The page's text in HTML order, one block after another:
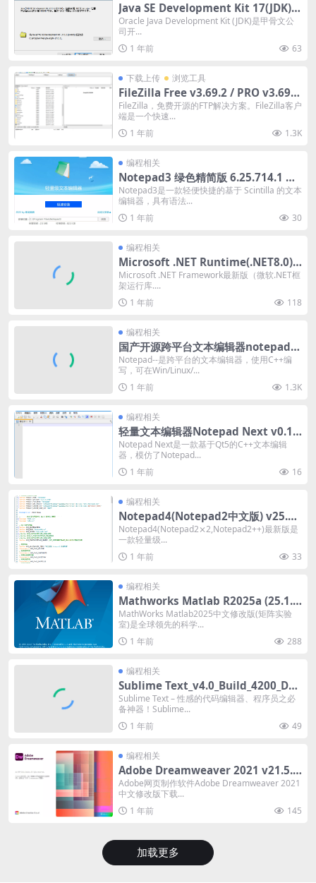
Java SE Development Kit 17(JDK)_v
17.0.16
Oracle Java Development Kit (JDK)是甲骨文公
司开...
1 年前
63
下载上传 浏览工具
FileZilla Free v3.69.2 / PRO v3.69.3
正式版
FileZilla，免费开源的FTP解决方案。FileZilla客户
端是一个快速...
1 年前
1.3K
编程相关
Notepad3 绿色精简版 6.25.714.1 正
式版 /6.25 / 6.24 / 6.23 / 5.21
Notepad3是一款轻便快捷的基于 Scintilla 的文本
编辑器，具有语法...
1 年前
30
编程相关
Microsoft .NET Runtime(.NET8.0) v
8.0.18
Microsoft .NET Framework最新版（微软.NET框
架运行库....
1 年前
118
编程相关
国产开源跨平台文本编辑器notepad--
v3.4
Notepad--是跨平台的文本编辑器，使用C++编
写，可在Win/Linux/...
1 年前
1.3K
编程相关
轻量文本编辑器Notepad Next v0.12
中文绿色版
Notepad Next是一款基于Qt5的C++文本编辑
器，模仿了Notepad...
1 年前
16
编程相关
Notepad4(Notepad2中文版) v25.06
r5696
Notepad4(Notepad2⨯2,Notepad2++)最新版是
一款轻量级...
1 年前
33
编程相关
Mathworks Matlab R2025a (25.1.
0) Crack
MathWorks Matlab2025中文修改版(矩阵实验
室)是全球领先的科学...
1 年前
288
编程相关
Sublime Text_v4.0_Build_4200_Dev
修改版
Sublime Text – 性感的代码编辑器、程序员之必
备神器！Sublime...
1 年前
49
编程相关
Adobe Dreamweaver 2021 v21.5.0
修改版
Adobe网页制作软件Adobe Dreamweaver 2021
中文修改版下载...
1 年前
145
加载更多